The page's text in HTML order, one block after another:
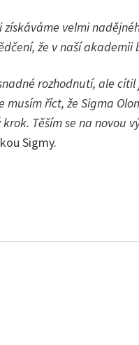
získáváme velmi
že v naší
rozhodnutí, ale
musím říct, že Sigma
Těším se na novou
Sigmy.